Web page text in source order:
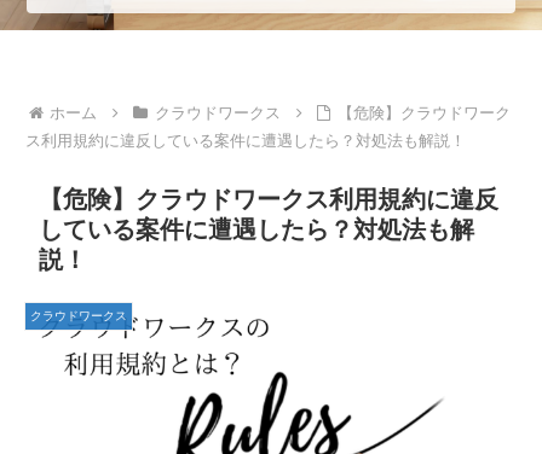
ホーム クラウドワークス
【危険】クラウドワーク
ス利用規約に違反している案件に遭遇したら？対処法も解説！
【危険】クラウドワークス利用規約に違反
している案件に遭遇したら？対処法も解
説！
クラウドワークス